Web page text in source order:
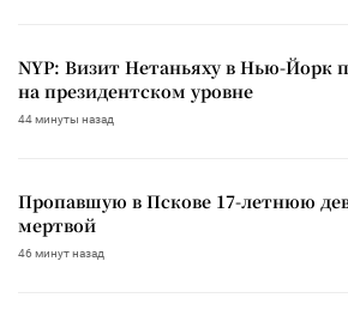
NYP: Визит Нетаньяху в Нью-Йорк
на президентском уровне
44 минуты назад
Пропавшую в Пскове 17-летнюю
мертвой
46 минут назад